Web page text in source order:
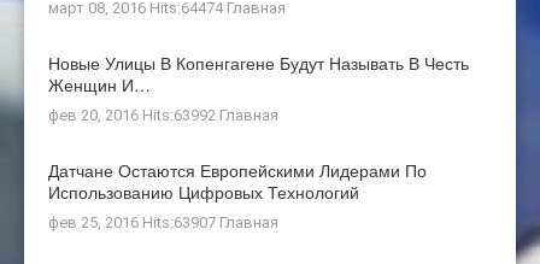
март 08, 2016 Hits:64474 Главная
Новые Улицы В Копенгагене Будут Называть В Честь
Женщин И…
фев 20, 2016 Hits:63992 Главная
Датчане Остаются Европейскими Лидерами По
Использованию Цифровых Технологий
фев 25, 2016 Hits:63907 Главная